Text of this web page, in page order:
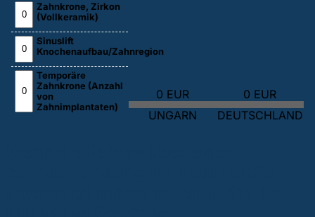
Zahnkrone, Zirkon
(Vollkeramik)
Sinuslift
Knochenaufbau/Zahnregion
Temporäre
Zahnkrone (Anzahl
von
Zahnimplantaten)
0 EUR
UNGARN
0 EUR
DEUTSCHLAND